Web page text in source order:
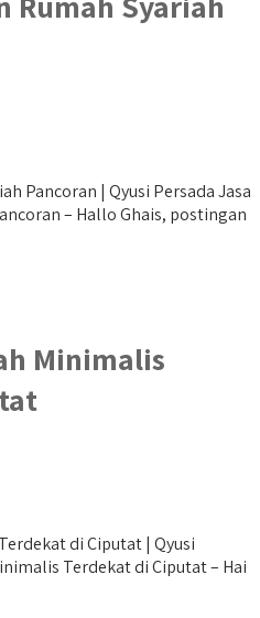
Pancoran | Qyusi Persada Jasa
– Hallo Ghais, postingan
Minimalis
di Ciputat | Qyusi
Terdekat di Ciputat – Hai